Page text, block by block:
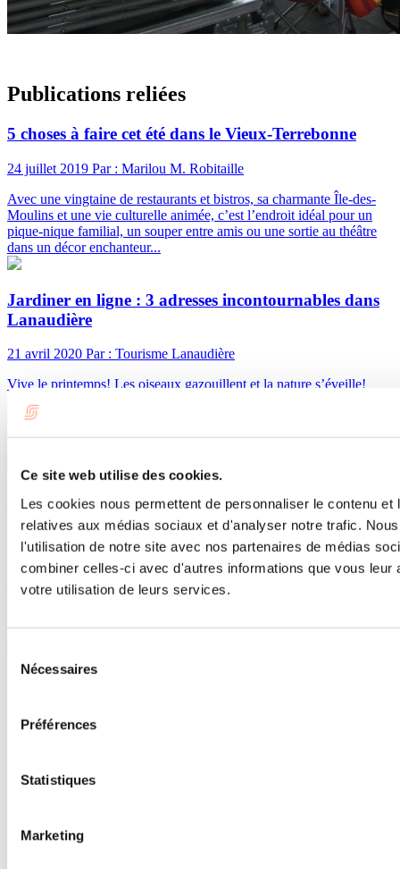
Ce site web utilise des cookies.
Les cookies nous permettent de personnaliser le contenu
relatives aux médias sociaux et d'analyser notre trafic.
l'utilisation de notre site avec nos partenaires de médias
combiner celles-ci avec d'autres informations que vous
votre utilisation de leurs services.
Nécessaires
Préférences
Statistiques
Marketing
Publications reliées
5 choses à faire cet été dans le Vieux-Terrebonne
24 juillet 2019 Par : Marilou M. Robitaille
Avec une vingtaine de restaurants et bistros, sa charmante Île-des-
Moulins et une vie culturelle animée, c’est l’endroit idéal pour un
pique-nique familial, un souper entre amis ou une sortie au théâtre
dans un décor enchanteur...
Jardiner en ligne : 3 adresses incontournables dans
Lanaudière
21 avril 2020 Par : Tourisme Lanaudière
Vive le printemps! Les oiseaux gazouillent et la nature s’éveille!
dans la terre est plus que jamais présente. Besoin d’autosuffisance,
3 activités à faire à Saint-Donat et ses environs
Avec le retour des beaux jours, on a envie de sortir prendre l'air!
Avec ses 81 lacs, ses 200 kilomètres de sentiers pédestres et ses 12
circuits cyclables, Saint-Donat, c’est la destination plein air par
l’activité idéale!
Besoin d'information?
Menu pied de page
Séjour d'affaires
Lieux événementiels
Partenaires